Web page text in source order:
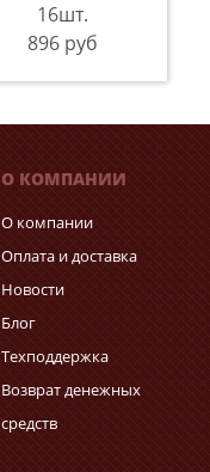
16шт.
896 руб
О КОМПАНИИ
О компании
Оплата и доставка
Новости
Блог
Техподдержка
Возврат денежных
средств